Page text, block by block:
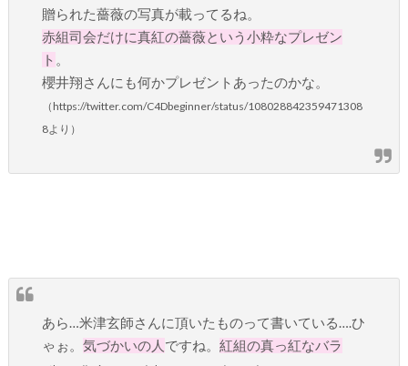
贈られた薔薇の写真が載ってるね。
赤組司会だけに真紅の薔薇という小粋なプレゼン
ト 。
櫻井翔さんにも何かプレゼントあったのかな。
（https://twitter.com/C4Dbeginner/status/108028842359471308
8より）
あら…米津玄師さんに頂いたものって書いている….ひ
ゃぉ。気づかいの人ですね。紅組の真っ紅なバラ